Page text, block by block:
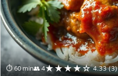
⏱ 60 min👥 4★★★★☆ 4.33 (3)